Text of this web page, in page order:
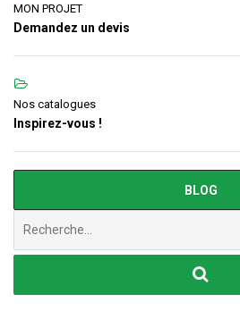
MON PROJET
Demandez un devis
Nos catalogues
Inspirez-vous !
BLOG